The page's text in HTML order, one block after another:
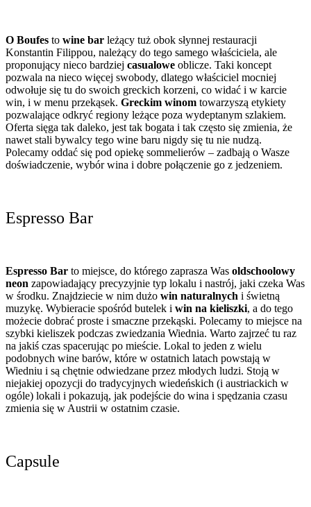
O Boufes to wine bar leżący tuż obok słynnej restauracji
Konstantin Filippou, należący do tego samego właściciela, ale
proponujący nieco bardziej casualowe oblicze. Taki koncept
pozwala na nieco więcej swobody, dlatego właściciel mocniej
odwołuje się tu do swoich greckich korzeni, co widać i w karcie
win, i w menu przekąsek. Greckim winom towarzyszą etykiety
pozwalające odkryć regiony leżące poza wydeptanym szlakiem.
Oferta sięga tak daleko, jest tak bogata i tak często się zmienia, że
nawet stali bywalcy tego wine baru nigdy się tu nie nudzą.
Polecamy oddać się pod opiekę sommelierów – zadbają o Wasze
doświadczenie, wybór wina i dobre połączenie go z jedzeniem.
Espresso Bar
Espresso Bar to miejsce, do którego zaprasza Was oldschoolowy
neon zapowiadający precyzyjnie typ lokalu i nastrój, jaki czeka Was
w środku. Znajdziecie w nim dużo win naturalnych i świetną
muzykę. Wybieracie spośród butelek i win na kieliszki, a do tego
możecie dobrać proste i smaczne przekąski. Polecamy to miejsce na
szybki kieliszek podczas zwiedzania Wiednia. Warto zajrzeć tu raz
na jakiś czas spacerując po mieście. Lokal to jeden z wielu
podobnych wine barów, które w ostatnich latach powstają w
Wiedniu i są chętnie odwiedzane przez młodych ludzi. Stoją w
niejakiej opozycji do tradycyjnych wiedeńskich (i austriackich w
ogóle) lokali i pokazują, jak podejście do wina i spędzania czasu
zmienia się w Austrii w ostatnim czasie.
Capsule